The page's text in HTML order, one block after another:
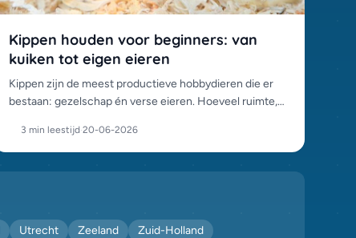
Kippen houden voor beginners: van
kuiken tot eigen eieren
Kippen zijn de meest productieve hobbydieren die er
bestaan: gezelschap én verse eieren. Hoeveel ruimte,
goede start.
3 min leestijd·20-06-2026
Utrecht Zeeland Zuid-Holland